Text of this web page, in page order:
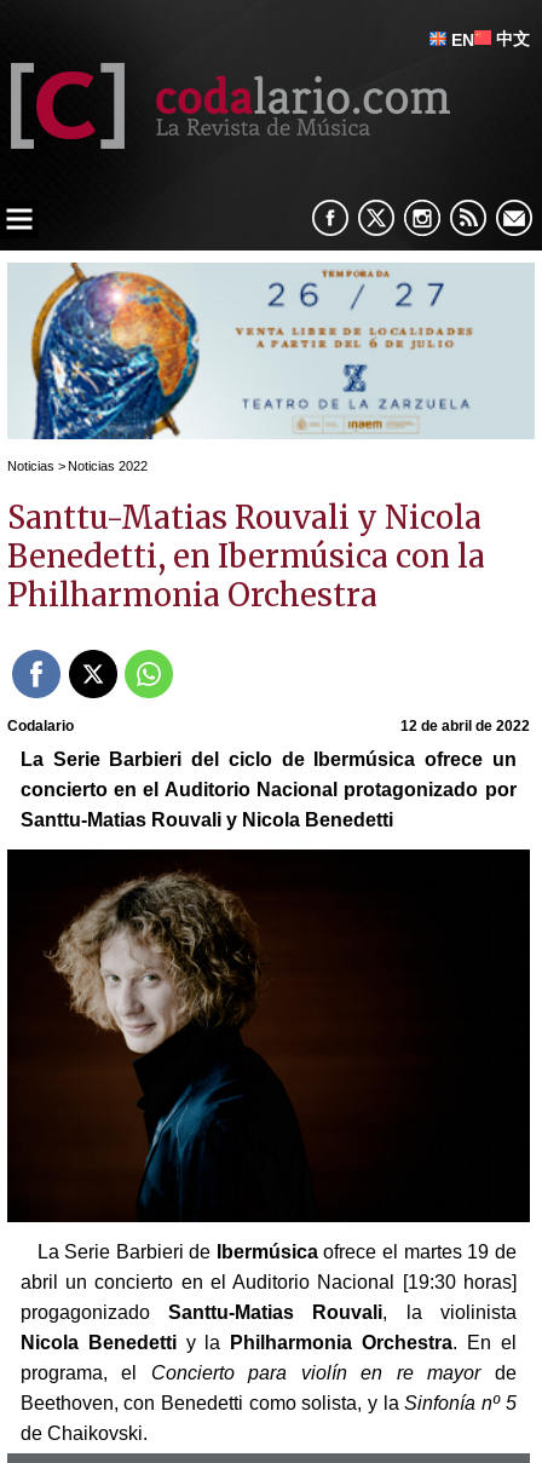
EN 中文
Noticias > Noticias 2022
Santtu-Matias Rouvali y Nicola
Benedetti, en Ibermúsica con la
Philharmonia Orchestra
Codalario 12 de abril de 2022
La Serie Barbieri del ciclo de Ibermúsica ofrece un
concierto en el Auditorio Nacional protagonizado por
Santtu-Matias Rouvali y Nicola Benedetti
La Serie Barbieri de Ibermúsicaofrece el martes 19 de
abril un concierto en el Auditorio Nacional [19:30 horas]
progagonizadoSanttu-Matias Rouvali, la violinista
Nicola Benedettiy la Philharmonia Orchestra. En el
programa, el Concierto para violín en re mayorde
Beethoven, con Benedetti como solista, y laSinfonía nº 5
de Chaikovski.